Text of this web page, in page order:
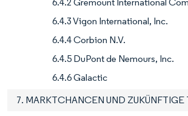
6.4.3 Vigon International, Inc.
6.4.4 Corbion N.V.
6.4.5 DuPont de Nemours, Inc.
6.4.6 Galactic
7. MARKTCHANCEN UND ZUKÜNFTIGE